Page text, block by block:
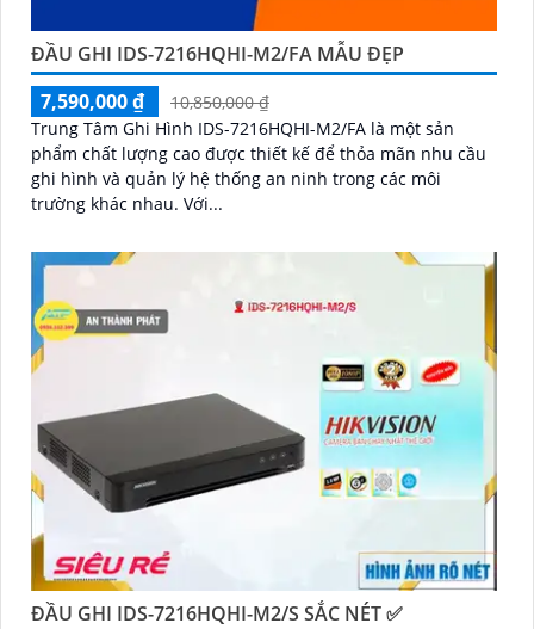
ĐẦU GHI IDS-7216HQHI-M2/FA MẪU ĐẸP
7,590,000 ₫
10,850,000 ₫
Trung Tâm Ghi Hình IDS-7216HQHI-M2/FA là một sản
phẩm chất lượng cao được thiết kế để thỏa mãn nhu cầu
ghi hình và quản lý hệ thống an ninh trong các môi
trường khác nhau. Với...
ĐẦU GHI IDS-7216HQHI-M2/S SẮC NÉT ✅